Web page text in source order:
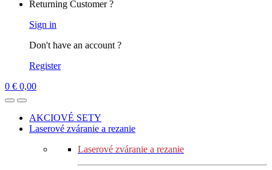
Returning Customer ?
Sign in
Don't have an account ?
Register
0 € 0,00
AKCIOVÉ SETY
Laserové zváranie a rezanie
Laserové zváranie a rezanie